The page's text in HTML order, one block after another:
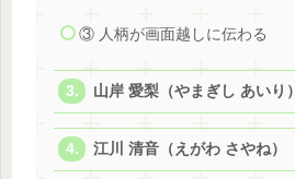
③ 人柄が画面越しに伝わる
山岸 愛梨（やまぎし あいり）
江川 清音（えがわ さやね）